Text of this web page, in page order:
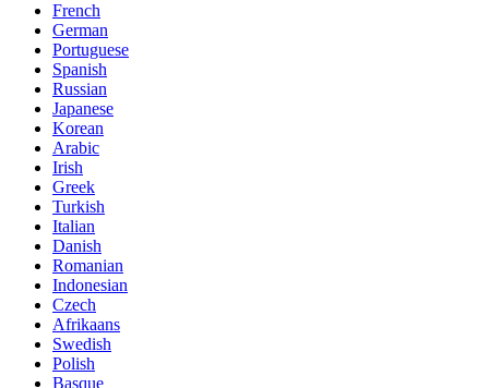
French
German
Portuguese
Spanish
Russian
Japanese
Korean
Arabic
Irish
Greek
Turkish
Italian
Danish
Romanian
Indonesian
Czech
Afrikaans
Swedish
Polish
Basque